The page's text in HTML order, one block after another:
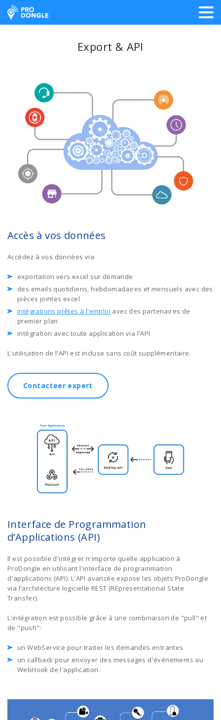
ProDongle Géolocalisation
Export & API
Accès à vos données
Accédez à vos données via
exportation vers excel sur demande
des emails quotidiens, hebdomadaires et mensuels avec des
pièces jointes excel
intégrations prêtes à l'emploi avec des partenaires de
premier plan
intégration avec toute application via l'API
L'utilisation de l'API est incluse sans coût supplémentaire.
Contacteer expert
Interface de Programmation
d’Applications (API)
Il est possible d'intégrer n'importe quelle application à
ProDongle en utilisant l'interface de programmation
d'applications (API). L'API avancée expose les objets ProDongle
via l'architecture logicielle REST (REpresentational State
Transfer).
L'intégration est possible grâce à une combinaison de "pull" et
de "push":
un WebService pour traiter les demandes entrantes
un callback pour envoyer des messages d'événements au
WebHook de l'application.